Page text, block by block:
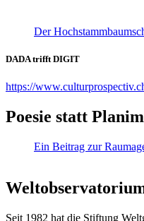
Der
DADA trifft DIGIT
https://
Poesie statt
Ein Beitrag zur
Seit 1982 hat die Stiftung